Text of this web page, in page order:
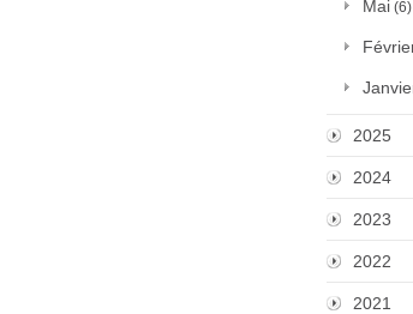
Mai (6)
2025
2024
2023
2022
2021